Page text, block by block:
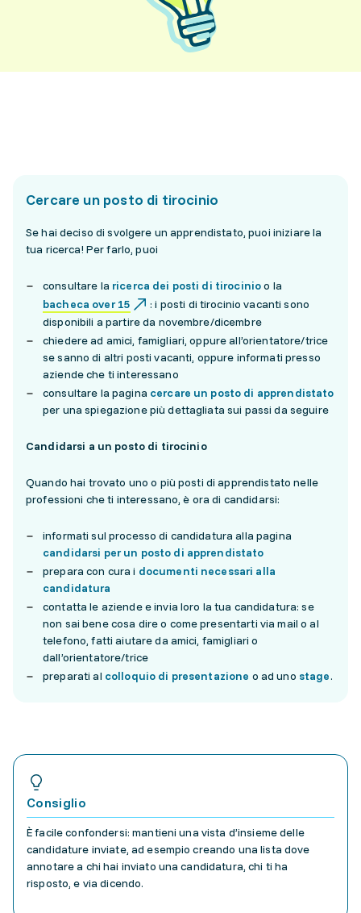
Cercare un posto di tirocinio
Se hai deciso di svolgere un apprendistato, puoi iniziare la
tua ricerca! Per farlo, puoi
consultare la ricerca dei posti di tirocinioo la
bacheca over 15
: i posti di tirocinio vacanti sono
disponibili a partire da novembre/dicembre
chiedere ad amici, famigliari, oppure all’orientatore/trice
se sanno di altri posti vacanti, oppure informati presso
aziende che ti interessano
consultare la pagina cercare un posto di apprendistato
per una spiegazione più dettagliata sui passi da seguire
Candidarsi a un posto di tirocinio
Quando hai trovato uno o più posti di apprendistato nelle
professioni che ti interessano, è ora di candidarsi:
informati sul processo di candidatura alla pagina
candidarsi per un posto di apprendistato
prepara con cura i documenti necessari alla
candidatura
contatta le aziende e invia loro la tua candidatura: se
non sai bene cosa dire o come presentarti via mail o al
telefono, fatti aiutare da amici, famigliari o
dall’orientatore/trice
preparati al colloquio di presentazione o ad uno stage.
Consiglio
È facile confondersi: mantieni una vista d’insieme delle
candidature inviate, ad esempio creando una lista dove
annotare a chi hai inviato una candidatura, chi ti ha
risposto, e via dicendo.